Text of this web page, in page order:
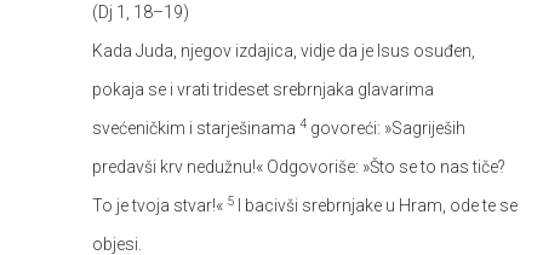
(Dj 1, 18–19)
Kada Juda, njegov izdajica, vidje da je Isus osuđen,
pokaja se i vrati trideset srebrnjaka glavarima
svećeničkim i starješinama 4 govoreći: »Sagriješih
predavši krv nedužnu!« Odgovoriše: »Što se to nas tiče?
To je tvoja stvar!« 5
I bacivši srebrnjake u Hram, ode te se
objesi.